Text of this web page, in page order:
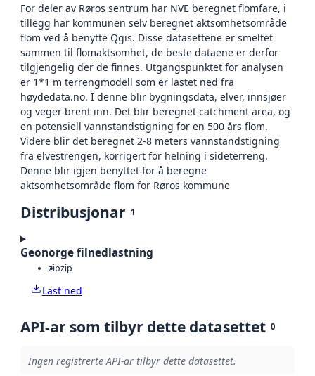
For deler av Røros sentrum har NVE beregnet flomfare, i
tillegg har kommunen selv beregnet aktsomhetsområde
flom ved å benytte Qgis. Disse datasettene er smeltet
sammen til flomaktsomhet, de beste dataene er derfor
tilgjengelig der de finnes. Utgangspunktet for analysen
er 1*1 m terrengmodell som er lastet ned fra
høydedata.no. I denne blir bygningsdata, elver, innsjøer
og veger brent inn. Det blir beregnet catchment area, og
en potensiell vannstandstigning for en 500 års flom.
Videre blir det beregnet 2-8 meters vannstandstigning
fra elvestrengen, korrigert for helning i sideterreng.
Denne blir igjen benyttet for å beregne
aktsomhetsområde flom for Røros kommune
Distribusjonar 1
Geonorge filnedlastning
zipzip
Last ned
API-ar som tilbyr dette datasettet 0
Ingen registrerte API-ar tilbyr dette datasettet.